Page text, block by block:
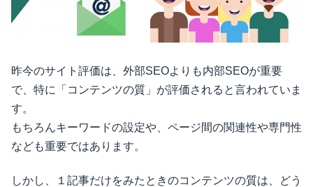
昨今のサイト評価は、外部SEOよりも内部SEOが重要
で、特に「コンテンツの質」が評価されると言われていま
す。
もちろんキーワードの設定や、ページ間の関連性や専門性
なども重要ではあります。
しかし、１記事だけをみたときのコンテンツの質は、どう